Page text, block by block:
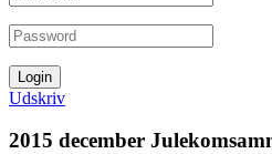
Udskriv
2015 december